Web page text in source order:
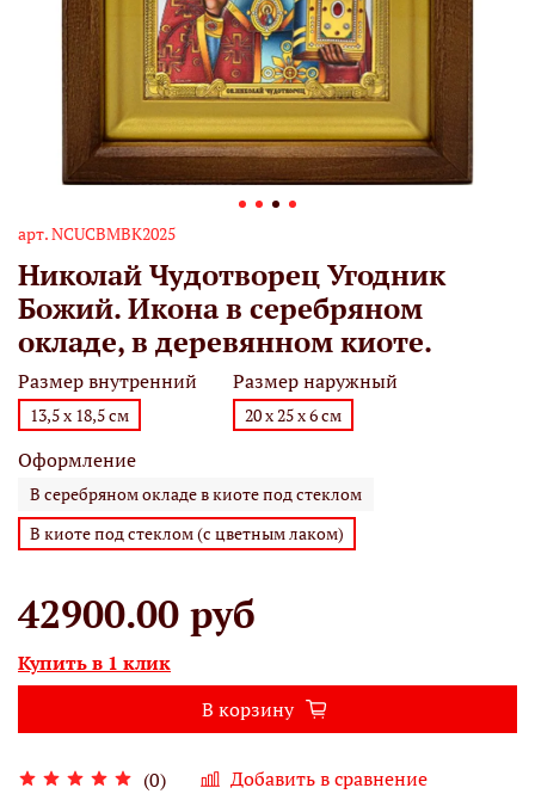
арт.NCUСBMBK2025
Николай Чудотворец Угодник
Божий. Икона в серебряном
окладе, в деревянном киоте.
(0) Добавить в сравнение
Размер внутренний
13,5 х 18,5 см
Размер наружный
20 х 25 х 6 см
Оформление
В серебряном окладе в киоте под стеклом
В киоте под стеклом (с цветным лаком)
42900.00 руб
Купить в 1 клик
В корзину